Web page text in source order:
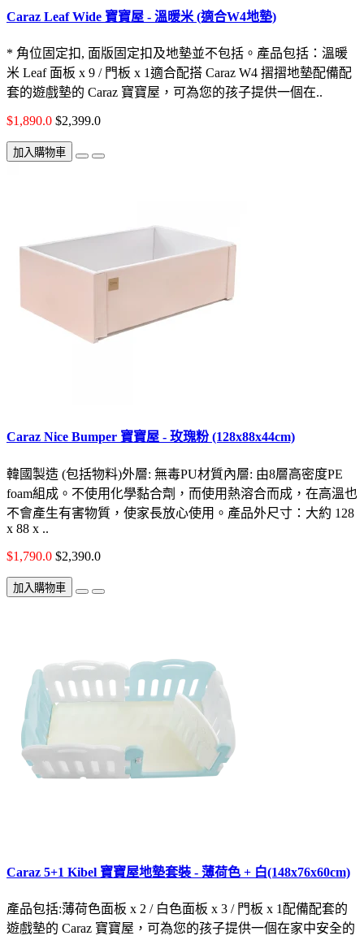
Caraz Leaf Wide 寶寶屋 - 溫暖米 (適合W4地墊)
* 角位固定扣, 面版固定扣及地墊並不包括。產品包括：溫暖
米 Leaf 面板 x 9 / 門板 x 1適合配搭 Caraz W4 摺摺地墊配備配
套的遊戲墊的 Caraz 寶寶屋，可為您的孩子提供一個在..
$1,890.0 $2,399.0
加入購物車
Caraz Nice Bumper 寶寶屋 - 玫瑰粉 (128x88x44cm)
韓國製造 (包括物料)外層: 無毒PU材質內層: 由8層高密度PE
foam組成。不使用化學黏合劑，而使用熱溶合而成，在高溫也
不會產生有害物質，使家長放心使用。產品外尺寸：大約 128
x 88 x ..
$1,790.0 $2,390.0
加入購物車
Caraz 5+1 Kibel 寶寶屋地墊套裝 - 薄荷色 + 白(148x76x60cm)
產品包括:薄荷色面板 x 2 / 白色面板 x 3 / 門板 x 1配備配套的
遊戲墊的 Caraz 寶寶屋，可為您的孩子提供一個在家中安全的